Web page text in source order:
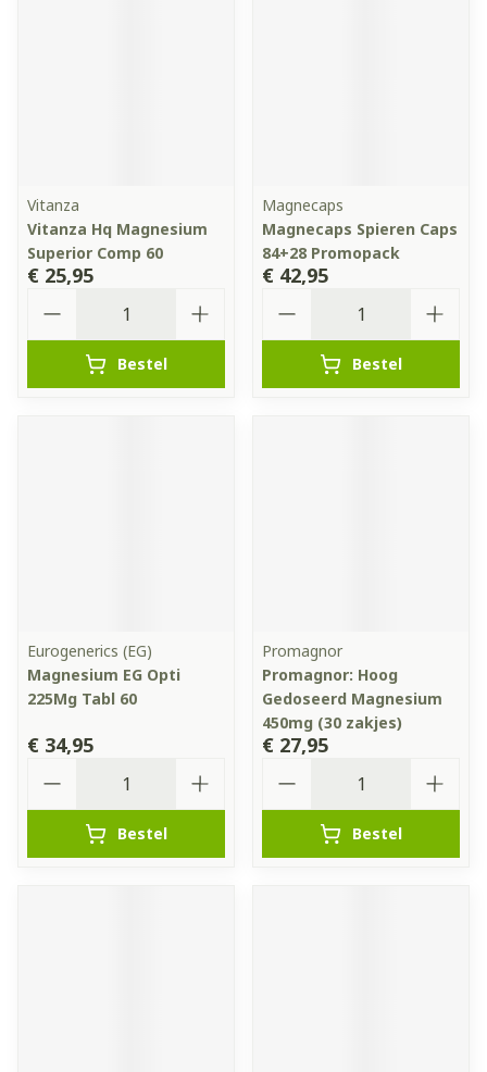
Vitanza
Vitanza Hq Magnesium
Superior Comp 60
€ 25,95
Bestel
Magnecaps
Magnecaps Spieren Caps
84+28 Promopack
€ 42,95
Bestel
Eurogenerics (EG)
Magnesium EG Opti
225Mg Tabl 60
€ 34,95
Bestel
Promagnor
Promagnor: Hoog
Gedoseerd Magnesium
450mg (30 zakjes)
€ 27,95
Bestel